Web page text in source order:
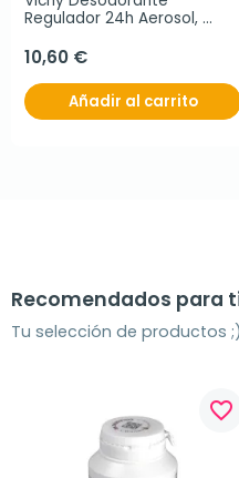
Regulador 24h Aerosol,
10,60 €
Añadir al carrito
Recomendados para
Tu selección de productos ;)
favorite_border